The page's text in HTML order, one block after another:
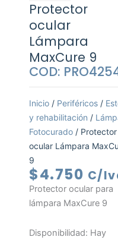
Protector
ocular
Lámpara
MaxCure 9
COD:
Inicio / Periféricos /
y rehabilitación /
Fotocurado / Protector
ocular Lámpara
9
$4.750 C/
Protector ocular para
lámpara MaxCure 9
Disponibilidad: Hay
Protector